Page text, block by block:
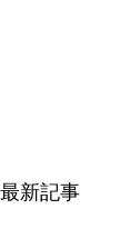
最新記事